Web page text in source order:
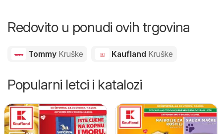
Redovito u ponudi ovih trgovina
Tommy Kruške Kaufland Kruške
Popularni letci i katalozi